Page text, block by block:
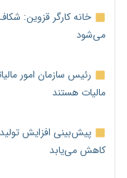
خانه کارگر قزوین:
می‌شود
رئیس سازمان امور
مالیات هستند
کاهش می‌یابد